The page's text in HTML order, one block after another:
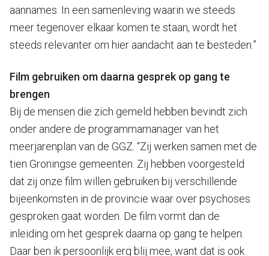
aannames. In een samenleving waarin we steeds
meer tegenover elkaar komen te staan, wordt het
steeds relevanter om hier aandacht aan te besteden.”
Film gebruiken om daarna gesprek op gang te
brengen
Bij de mensen die zich gemeld hebben bevindt zich
onder andere de programmamanager van het
meerjarenplan van de GGZ. “Zij werken samen met de
tien Groningse gemeenten. Zij hebben voorgesteld
dat zij onze film willen gebruiken bij verschillende
bijeenkomsten in de provincie waar over psychoses
gesproken gaat worden. De film vormt dan de
inleiding om het gesprek daarna op gang te helpen.
Daar ben ik persoonlijk erg blij mee, want dat is ook